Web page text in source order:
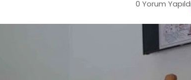
0 Yorum Yapıldı